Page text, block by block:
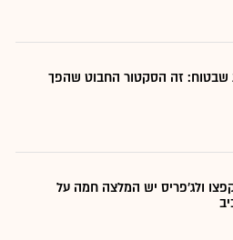
זה הסקטור החבוט שהפך
ולג'פריס יש המלצה חמה על